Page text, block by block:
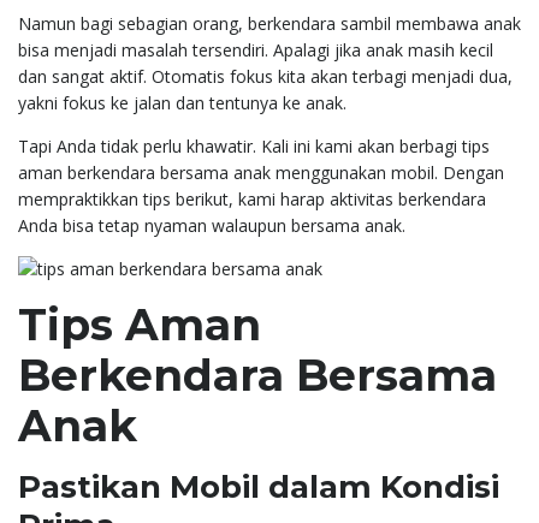
Namun bagi sebagian orang, berkendara sambil membawa anak
bisa menjadi masalah tersendiri. Apalagi jika anak masih kecil
dan sangat aktif. Otomatis fokus kita akan terbagi menjadi dua,
yakni fokus ke jalan dan tentunya ke anak.
Tapi Anda tidak perlu khawatir. Kali ini kami akan berbagi tips
aman berkendara bersama anak menggunakan mobil. Dengan
mempraktikkan tips berikut, kami harap aktivitas berkendara
Anda bisa tetap nyaman walaupun bersama anak.
Tips Aman
Berkendara Bersama
Anak
Pastikan Mobil dalam Kondisi